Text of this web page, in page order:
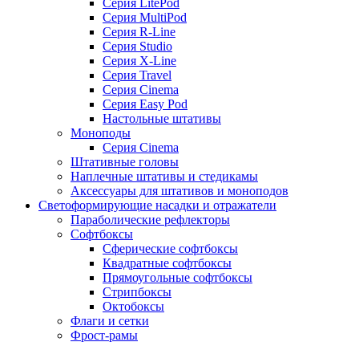
Серия LitePod
Серия MultiPod
Серия R-Line
Серия Studio
Серия X-Line
Серия Travel
Серия Cinema
Серия Easy Pod
Настольные штативы
Моноподы
Серия Cinema
Штативные головы
Наплечные штативы и стедикамы
Аксессуары для штативов и моноподов
Светоформирующие насадки и отражатели
Параболические рефлекторы
Софтбоксы
Сферические софтбоксы
Квадратные софтбоксы
Прямоугольные софтбоксы
Стрипбоксы
Октобоксы
Флаги и сетки
Фрост-рамы